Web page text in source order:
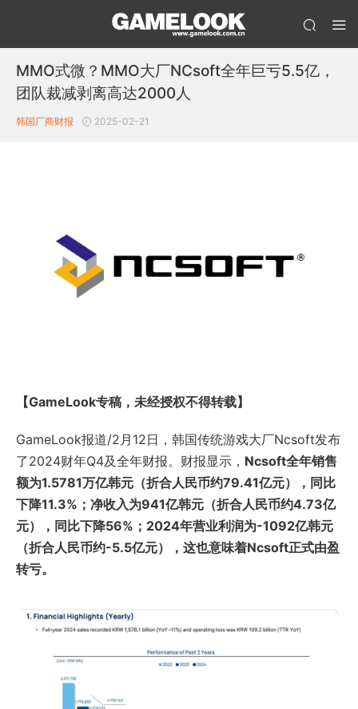
MMO式微？MMO大厂NCsoft全年巨亏5.5亿，
团队裁减剥离高达2000人
韩国厂商财报 2025-02-21
【GameLook专稿，未经授权不得转载】
GameLook报道/2月12日，韩国传统游戏大厂Ncsoft发布
了2024财年Q4及全年财报。财报显示， Ncsoft全年销售
额为1.5781万亿韩元（折合人民币约79.41亿元），同比
下降11.3%；净收入为941亿韩元（折合人民币约4.73亿
元），同比下降56%；2024年营业利润为-1092亿韩元
（折合人民币约-5.5亿元），这也意味着Ncsoft正式由盈
转亏。